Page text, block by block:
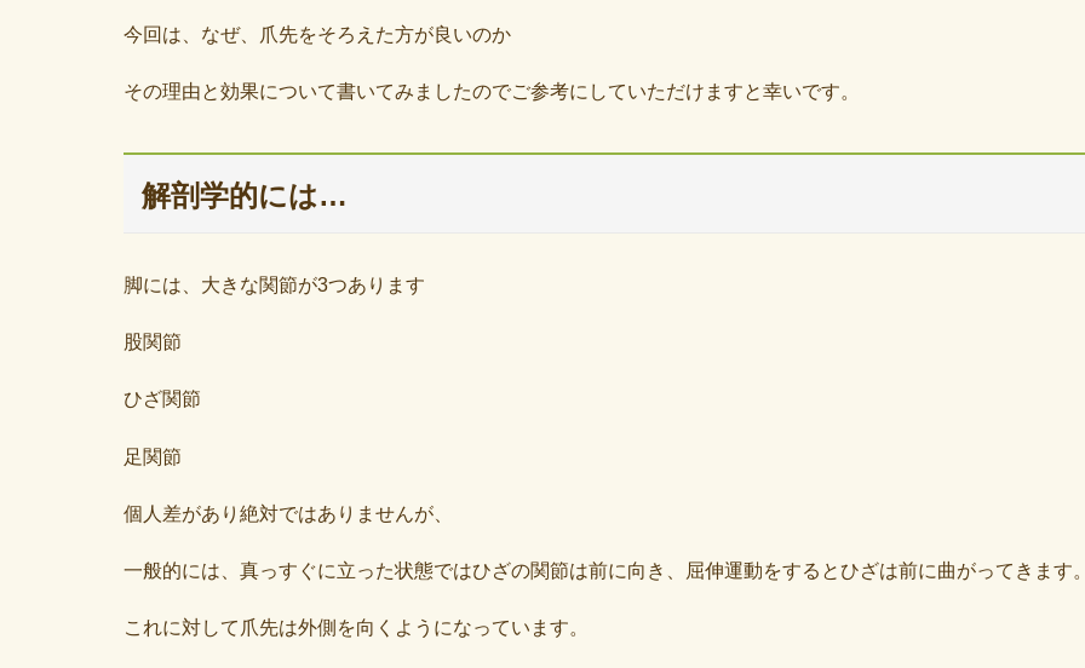
今回は、なぜ、爪先をそろえた方が良いのか
その理由と効果について書いてみましたのでご参考にしていただけますと幸いです。
解剖学的には…
脚には、大きな関節が3つあります
股関節
ひざ関節
足関節
個人差があり絶対ではありませんが、
一般的には、真っすぐに立った状態ではひざの関節は前に向き、屈伸運動をするとひざは前に曲がってきます
これに対して爪先は外側を向くようになっています。